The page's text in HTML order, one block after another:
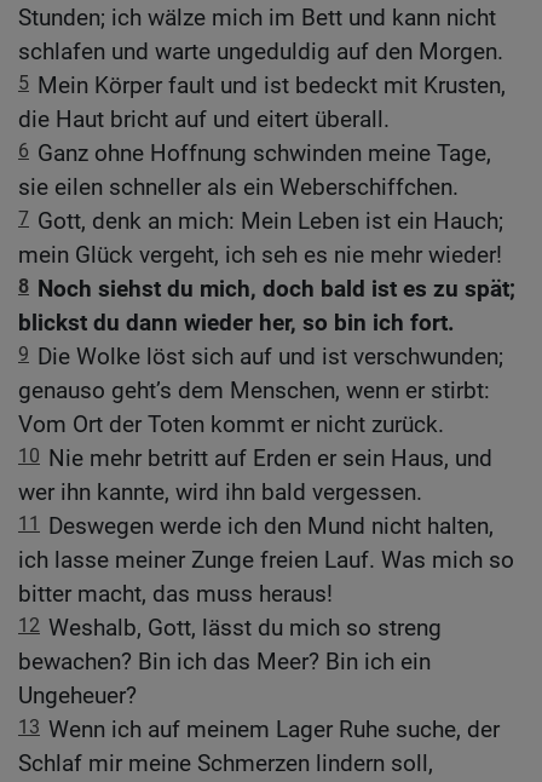
Stunden; ich wälze mich im Bett und kann nicht
schlafen und warte ungeduldig auf den Morgen.
5 Mein Körper fault und ist bedeckt mit Krusten,
die Haut bricht auf und eitert überall.
6 Ganz ohne Hoffnung schwinden meine Tage,
sie eilen schneller als ein Weberschiffchen.
7 Gott, denk an mich: Mein Leben ist ein Hauch;
mein Glück vergeht, ich seh es nie mehr wieder!
8 Noch siehst du mich, doch bald ist es zu spät;
blickst du dann wieder her, so bin ich fort.
9 Die Wolke löst sich auf und ist verschwunden;
genauso geht’s dem Menschen, wenn er stirbt:
Vom Ort der Toten kommt er nicht zurück.
10 Nie mehr betritt auf Erden er sein Haus, und
wer ihn kannte, wird ihn bald vergessen.
11
Deswegen werde ich den Mund nicht halten,
ich lasse meiner Zunge freien Lauf. Was mich so
bitter macht, das muss heraus!
12 Weshalb, Gott, lässt du mich so streng
bewachen? Bin ich das Meer? Bin ich ein
Ungeheuer?
13 Wenn ich auf meinem Lager Ruhe suche, der
Schlaf mir meine Schmerzen lindern soll,